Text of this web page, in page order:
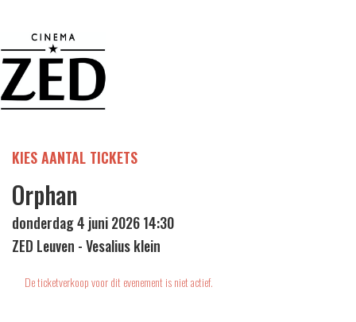
KIES AANTAL TICKETS
Orphan
donderdag 4 juni 2026 14:30
ZED Leuven - Vesalius klein
De ticketverkoop voor dit evenement is niet actief.